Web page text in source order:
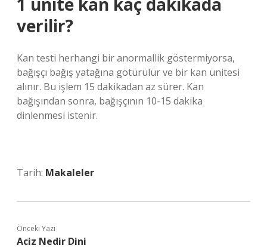
verilir?
Kan testi herhangi bir anormallik göstermiyorsa,
bağışçı bağış yatağına götürülür ve bir kan ünitesi
alınır. Bu işlem 15 dakikadan az sürer. Kan
bağışından sonra, bağışçının 10-15 dakika
dinlenmesi istenir.
Tarih: Makaleler
Önceki Yazı
Aciz Nedir Dini